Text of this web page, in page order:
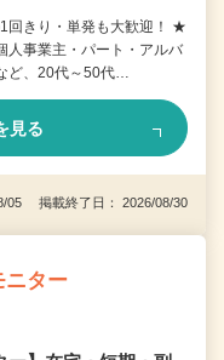
回きり・単発も大歓迎！ ★
人事業主・パート・アルバ
ど、20代～50代…
見る
05 掲載終了日： 2026/08/30
ニター